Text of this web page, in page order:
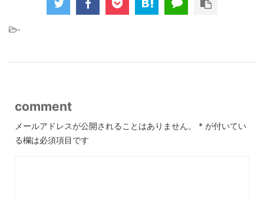
-
comment
メールアドレスが公開されることはありません。 * が付いてい
る欄は必須項目です